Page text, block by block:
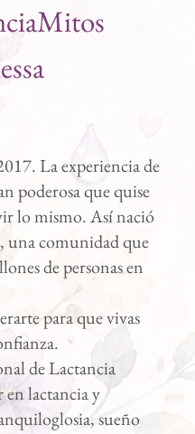
La experiencia de
poderosa que quise
lo mismo. Así nació
una comunidad que
de personas en
para que vivas
de Lactancia
lactancia y
sueño